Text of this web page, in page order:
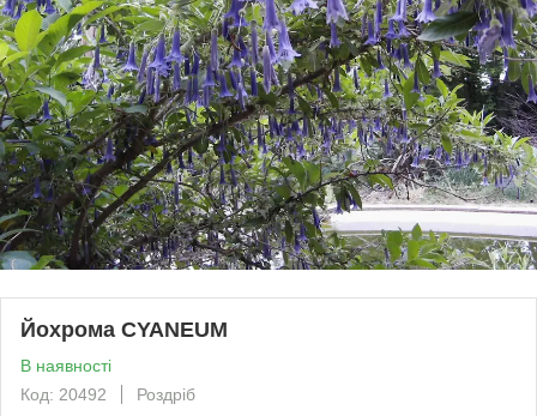
Йохрома CYANEUM
В наявності
Код: 20492
Роздріб